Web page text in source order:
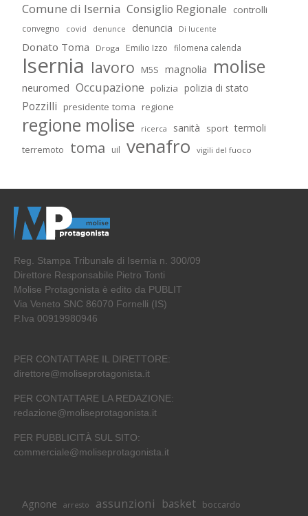
Comune di Isernia Consiglio Regionale controlli
convegno covid denunce denuncia Di lucente
Donato Toma Droga Emilio Izzo filomena calenda
Isernia lavoro M5S magnolia molise
neuromed Occupazione polizia polizia di stato
Pozzilli presidente toma regione
regione molise ricerca sanità sport termoli
terremoto toma uil venafro vigili del fuoco
Reg. Stampa Tribunale di Isernia n. 300/09
Direttore Responsabile Pietro Tonti
Molise Protagonista è edito da PUBLIT
Via Veneto SNC 86070 Fornelli (IS)
P.Iva 00919980946
PER CONTATTARE IL DIRETTORE:
direttore@moliseprotagonista.it
PER CONTATTARE LA REDAZIONE:
redazione@moliseprotagonista.it
PER PUBBLICITÀ SUL SITO:
commerciale@moliseprotagonista.it
Agnone arresto assunzioni basket boccardo